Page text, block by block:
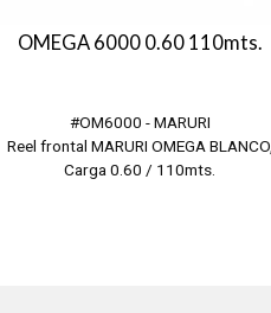
OMEGA 6000 0.60 110mts.
#OM6000 - MARURI
Reel frontal MARURI OMEGA BLANCO,
Carga 0.60 / 110mts.